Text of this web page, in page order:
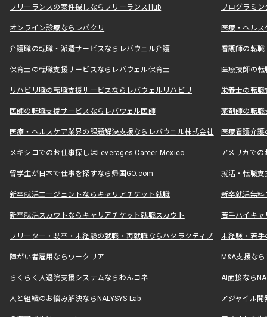
フリーランスの案件探しならフリーランスHub プログラミ
オンライン診療ならレバクリ 医療・ヘル
介護職の転職・派遣サービスならレバウェル介護 看護師の転
保育士の転職支援サービスならレバウェル保育士 医療技師の
リハビリ職の転職支援サービスならレバウェルリハビリ 栄養士の転
医師の転職支援サービスならレバウェル医師 薬剤師の転
医療・ヘルスケア業界の課題解決支援ならレバウェル株式会社 医療看護介
メキシコでのお仕事探しはLeverages Career Mexico アメリカで
留学生が日本で仕事を探すなら帰国GO.com 就活・転職
新卒就活エージェントならキャリアチケット就職 新卒就活無料
新卒就活スカウトならキャリアチケット就職スカウト 若手ハイキ
フリーター・既卒・未経験の就職・再就職ならハタラクティブ 未経験・若手
障がい者雇用ならワークリア M&A支援な
らくらく入退院支援システムならわんコネ AI面接なら
人と組織のお悩み解決ならNALYSYS Lab. アジャイル